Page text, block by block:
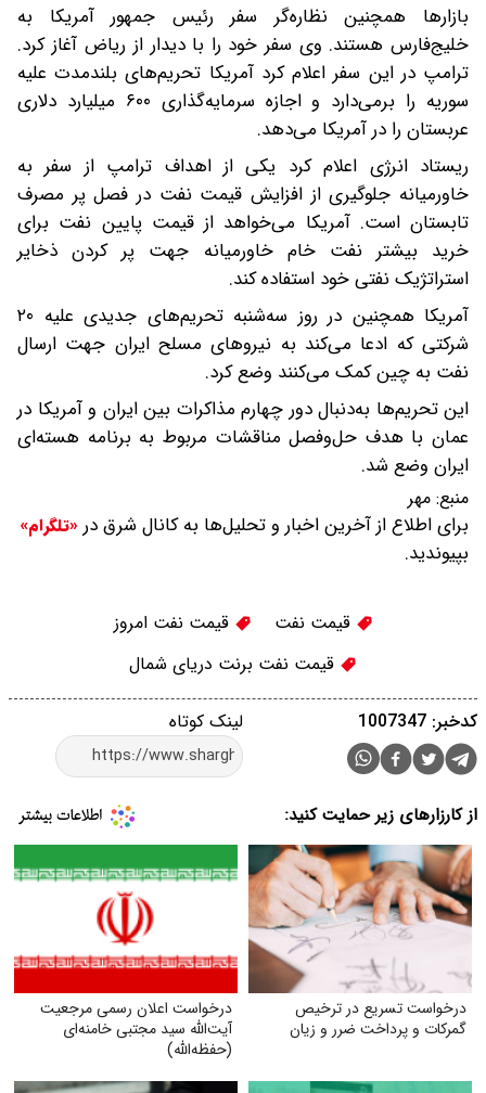
بازارها همچنین نظاره‌گر سفر رئیس جمهور آمریکا به
خلیج‌فارس هستند. وی سفر خود را با دیدار از ریاض آغاز کرد.
ترامپ در این سفر اعلام کرد آمریکا تحریم‌های بلندمدت علیه
سوریه را برمی‌دارد و اجازه سرمایه‌گذاری ۶۰۰ میلیارد دلاری
عربستان را در آمریکا می‌دهد.
ریستاد انرژی اعلام کرد یکی از اهداف ترامپ از سفر به
خاورمیانه جلوگیری از افزایش قیمت نفت در فصل پر مصرف
تابستان است. آمریکا می‌خواهد از قیمت پایین نفت برای
خرید بیشتر نفت خام خاورمیانه جهت پر کردن ذخایر
استراتژیک نفتی خود استفاده کند.
آمریکا همچنین در روز سه‌شنبه تحریم‌های جدیدی علیه ۲۰
شرکتی که ادعا می‌کند به نیروهای مسلح ایران جهت ارسال
نفت به چین کمک می‌کنند وضع کرد.
این تحریم‌ها به‌دنبال دور چهارم مذاکرات بین ایران و آمریکا در
عمان با هدف حل‌وفصل مناقشات مربوط به برنامه هسته‌ای
ایران وضع شد.
منبع: مهر
برای اطلاع از آخرین اخبار و تحلیل‌ها به کانال شرق در «تلگرام»
بپیوندید.
قیمت نفت
قیمت نفت امروز
قیمت نفت برنت دریای شمال
لینک کوتاه کدخبر: 1007347
از کارزارهای زیر حمایت کنید:
درخواست تسریع در ترخیص
گمرکات و پرداخت ضرر و زیان
درخواست اعلان رسمی مرجعیت
آیت‌الله سید مجتبی خامنه‌ای
(حفظه‌الله)